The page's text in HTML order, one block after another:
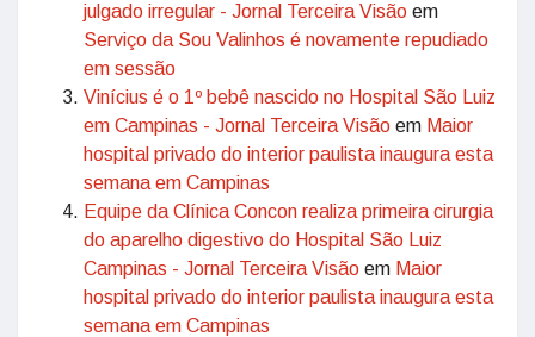
julgado irregular - Jornal Terceira Visão em
Serviço da Sou Valinhos é novamente repudiado
em sessão
Vinícius é o 1º bebê nascido no Hospital São Luiz
em Campinas - Jornal Terceira Visão em Maior
hospital privado do interior paulista inaugura esta
semana em Campinas
Equipe da Clínica Concon realiza primeira cirurgia
do aparelho digestivo do Hospital São Luiz
Campinas - Jornal Terceira Visão em Maior
hospital privado do interior paulista inaugura esta
semana em Campinas